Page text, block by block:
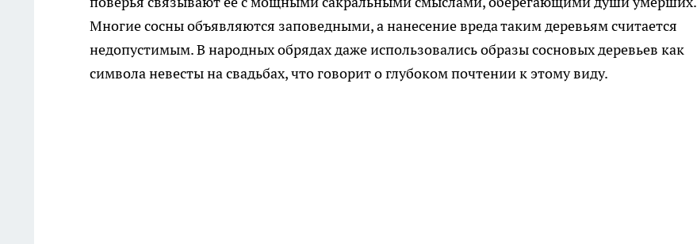
Многие сосны объявляются заповедными, а нанесение вреда таким деревьям считается
недопустимым. В народных обрядах даже использовались образы сосновых деревьев как
символа невесты на свадьбах, что говорит о глубоком почтении к этому виду.